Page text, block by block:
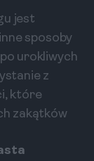
jest
sposoby
urokliwych
z
które
zakątków